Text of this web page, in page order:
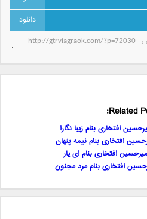
:
Related
افتخاری بنام زیبا نگارا
افتخاری بنام نیمه پنهان
افتخاری بنام ای یار
افتخاری بنام مرد مجنون